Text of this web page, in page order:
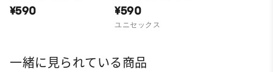
¥590 ¥590
ユニセックス
一緒に見られている商品